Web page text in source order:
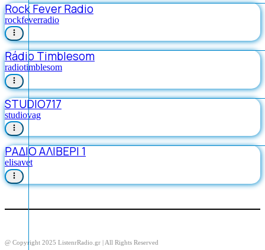
Rock Fever Radio
rockfeverradio
Rádio Timblesom
radiotimblesom
STUDIO717
studiovag
ΡΑΔΙΟ ΑΛΙΒΕΡΙ 1
elisavet
@ Copyright 2025 ListenrRadio.gr | All Rights Reserved